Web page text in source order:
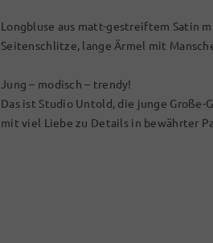
Longbluse aus matt-gestreiftem Satin
Seitenschlitze, lange Ärmel mit
Jung – modisch – trendy!
Das ist Studio Untold, die junge
mit viel Liebe zu Details in bewährter